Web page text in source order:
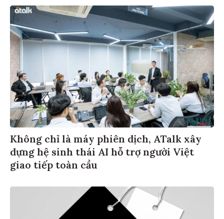
Không chỉ là máy phiên dịch, ATalk xây
dựng hệ sinh thái AI hỗ trợ người Việt
giao tiếp toàn cầu